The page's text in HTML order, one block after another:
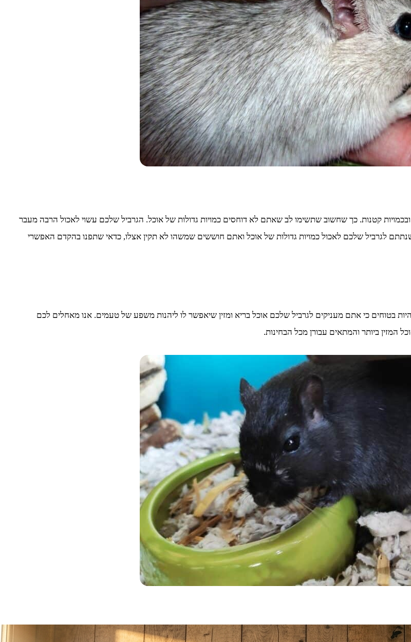
קטנות. כך שחשוב שתשימו לב שאתם לא דוחסים כמויות גדולות של אוכל. הגרביל שלכם עשוי לאכול הרבה מעבר
לגרביל שלכם לאכול כמויות גדולות של אוכל ואתם חוששים שמשהו לא תקין אצלו, כדאי שתפנו בהקדם האפשרי
בטוחים כי אתם מעניקים לגרביל שלכם אוכל בריא ומזין שיאפשר לו ליהנות משפע של טעמים. אנו מאחלים לכם
המזין ביותר והמתאים עבורן מכל הבחינות.